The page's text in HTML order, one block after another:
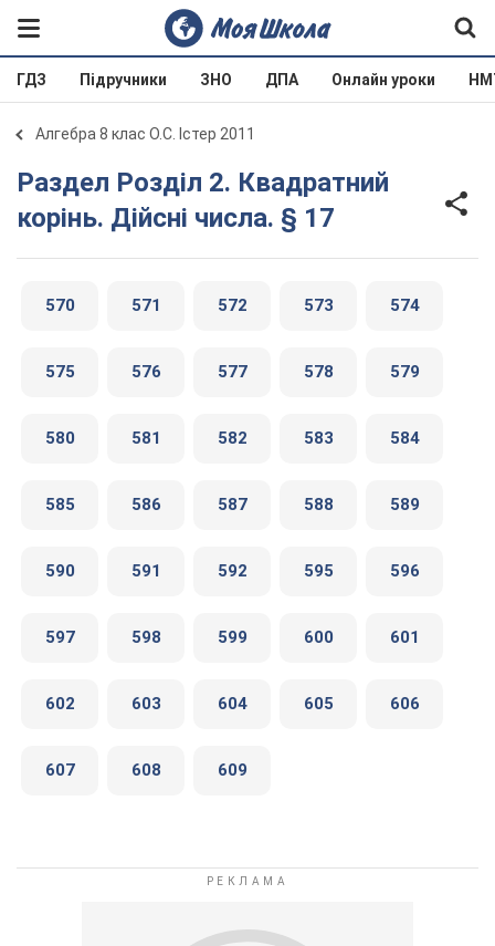
ГДЗ Підручники ЗНО ДПА Онлайн уроки
Алгебра 8 клас О.С. Істер 2011
Раздел Розділ 2. Квадратний
корінь. Дійсні числа. § 17
570 571 572 573 574
575 576 577 578 579
580 581 582 583 584
585 586 587 588 589
590 591 592 595 596
597 598 599 600 601
602 603 604 605 606
607 608 609